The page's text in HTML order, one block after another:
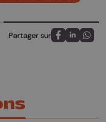
Partager sur
Partagez sur
Partagez